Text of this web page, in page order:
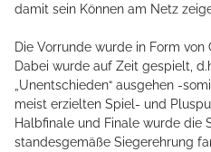
damit sein Können am Netz
Die Vorrunde wurde in Form
Dabei wurde auf Zeit gespielt,
„Unentschieden“ ausgehen -
meist erzielten Spiel- und
Halbfinale und Finale wurde die
standesgemäße Siegerehrung